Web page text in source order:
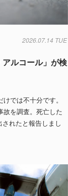
2026.07.14 TUE
ルコール」が検
では不十分です。
故を調査。死亡した
れたと報告しまし